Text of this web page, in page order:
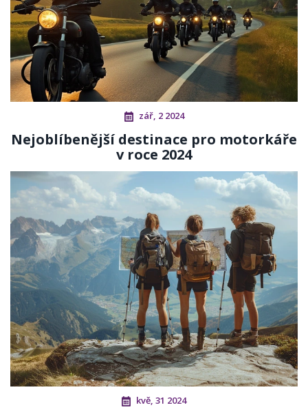
zář, 2 2024
Nejoblíbenější destinace pro motorkáře
v roce 2024
kvě, 31 2024